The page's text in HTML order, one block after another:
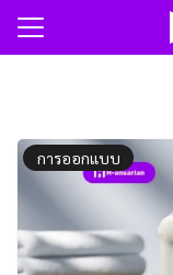
Skip
ก
เรา
การออกแบบ